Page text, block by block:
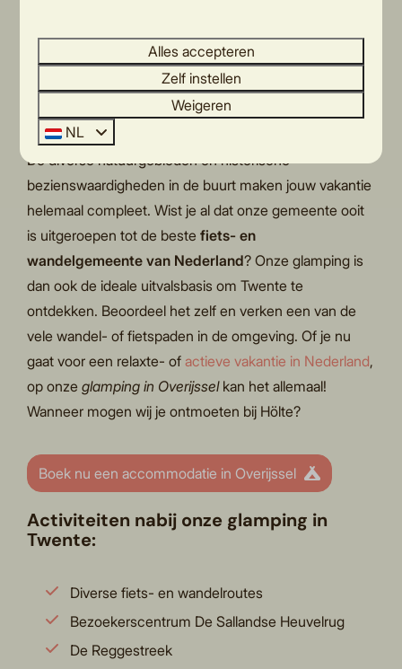
verwarmde buitenzwembad of kom heerlijk loungen in
De Huiskamer. Verwen jezelf en bestel een
ontbijtmand, deze wordt in de ochtend bij je
accommodatie in Overijssel bezorgd!
De diverse natuurgebieden en historische
bezienswaardigheden in de buurt maken jouw vakantie
helemaal compleet. Wist je al dat onze gemeente ooit
is uitgeroepen tot de bestefiets- en
wandelgemeente van Nederland? Onze glamping is
dan ook de ideale uitvalsbasis om Twente te
ontdekken. Beoordeel het zelf en verken een van de
vele wandel- of fietspaden in de omgeving. Of je nu
gaat voor een relaxte- ofactieve vakantie in Nederland,
op onzeglamping in Overijsselkan het allemaal!
Wanneer mogen wij je ontmoeten bij Hölte?
Boek nu een accommodatie in Overijssel
Activiteiten nabij onze glamping in
Twente:
Diverse fiets- en wandelroutes
Bezoekerscentrum De Sallandse Heuvelrug
De Reggestreek
Alles accepteren
Zelf instellen
Weigeren
NL